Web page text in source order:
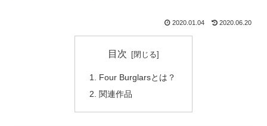
2020.01.04 2020.06.20
目次
Four Burglarsとは？
関連作品